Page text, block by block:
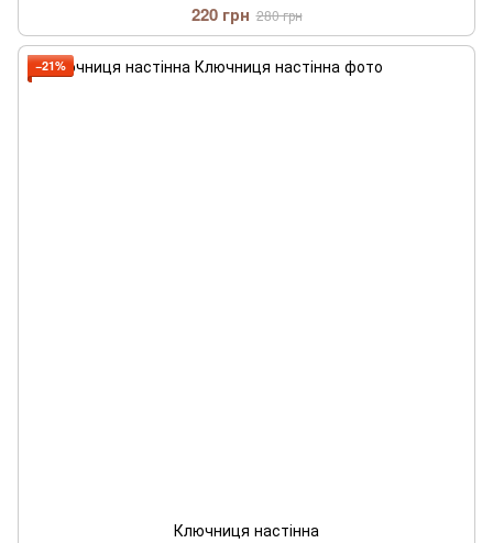
220 грн 280 грн
−21%
Ключниця настінна